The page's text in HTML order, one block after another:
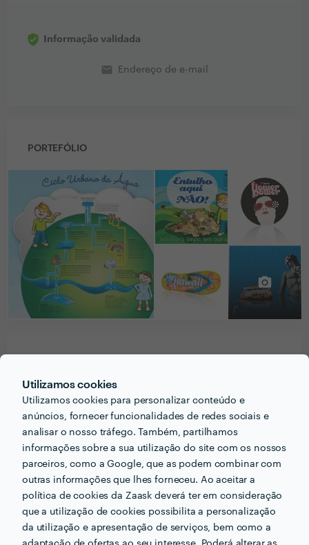
Utilizamos cookies
Utilizamos cookies para personalizar conteúdo e
anúncios, fornecer funcionalidades de redes sociais e
analisar o nosso tráfego. Também, partilhamos
informações sobre a sua utilização do site com os nossos
parceiros, como a Google, que as podem combinar com
outras informações que lhes forneceu. Ao aceitar a
política de cookies da Zaask deverá ter em consideração
que a utilização de cookies possibilita a personalização
da utilização e apresentação de serviços, bem como a
Informação validada
email Endereço de e-mail
PORTEFÓLIO
Em que informações deve um ou uma cliente pensar
acerca do projecto que quer realizar antes de falar
com profissionais?
Que formação e experiência tem relacionadas com a
sua actividade?
Licenciatura em Design de Comunicação